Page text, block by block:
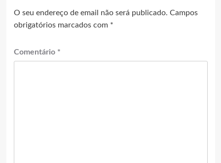
O seu endereço de email não será publicado. Campos
obrigatórios marcados com *
Comentário *